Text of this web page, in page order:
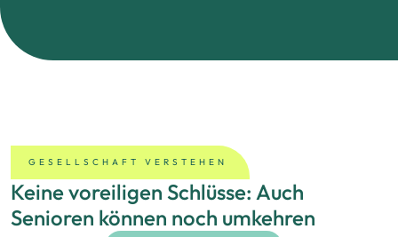
GESELLSCHAFT VERSTEHEN
Keine voreiligen Schlüsse: Auch
Senioren können noch umkehren